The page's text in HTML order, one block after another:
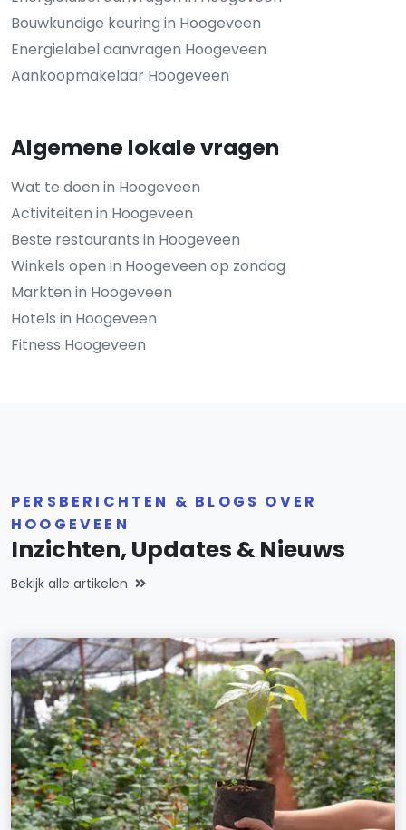
Bouwkundige keuring in Hoogeveen
Energielabel aanvragen Hoogeveen
Aankoopmakelaar Hoogeveen
Algemene lokale vragen
Wat te doen in Hoogeveen
Activiteiten in Hoogeveen
Beste restaurants in Hoogeveen
Winkels open in Hoogeveen op zondag
Markten in Hoogeveen
Hotels in Hoogeveen
Fitness Hoogeveen
PERSBERICHTEN & BLOGS OVER
HOOGEVEEN
Inzichten, Updates & Nieuws
Bekijk alle artikelen